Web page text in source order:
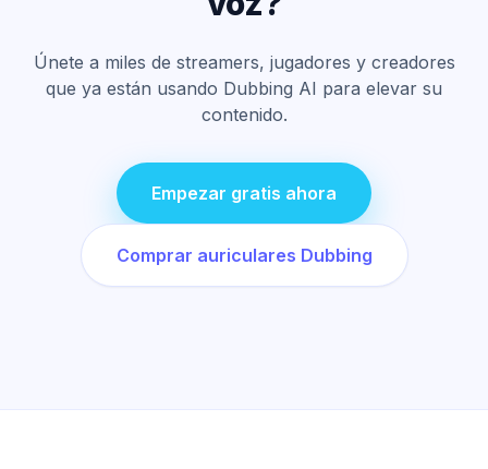
Únete a miles de streamers, jugadores y creadores
que ya están usando Dubbing AI para elevar su
contenido.
Empezar gratis ahora
Comprar auriculares Dubbing